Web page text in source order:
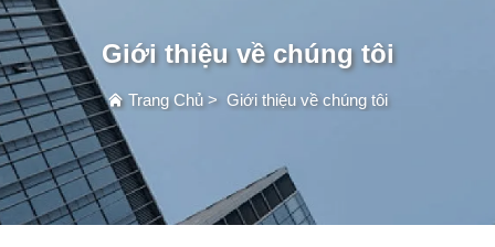
Giới thiệu về chúng tôi
Trang Chủ > Giới thiệu về chúng tôi